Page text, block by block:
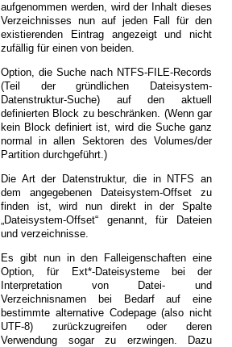
aufgenommen werden, wird der Inhalt dieses
Verzeichnisses nun auf jeden Fall für den
existierenden Eintrag angezeigt und nicht
zufällig für einen von beiden.
Option, die Suche nach NTFS-FILE-Records
(Teil der gründlichen Dateisystem-
Datenstruktur-Suche) auf den aktuell
definierten Block zu beschränken. (Wenn gar
kein Block definiert ist, wird die Suche ganz
normal in allen Sektoren des Volumes/der
Partition durchgeführt.)
Die Art der Datenstruktur, die in NTFS an
dem angegebenen Dateisystem-Offset zu
finden ist, wird nun direkt in der Spalte
„Dateisystem-Offset“ genannt, für Dateien
und verzeichnisse.
Es gibt nun in den Falleigenschaften eine
Option, für Ext*-Dateisysteme bei der
Interpretation von Datei- und
Verzeichnisnamen bei Bedarf auf eine
bestimmte alternative Codepage (also nicht
UTF-8) zurückzugreifen oder deren
Verwendung sogar zu erzwingen. Dazu